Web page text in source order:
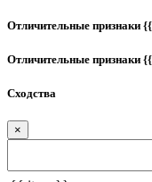
Отличительные признаки
Отличительные признаки
Сходства
×